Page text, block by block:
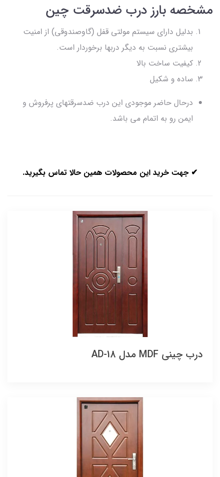
مشخصه بارز درب ضدسرقت چین
بدلیل دارای سیستم مولتی قفل (گاوصندوقی) از امنیت
بیشتری نسبت به دیگر دربها برخوردار است.
کیفیت ساخت بالا
ساده و شکیل
درحال حاضر موجودی این درب ضدسرقتهای پرفروش و
ایمن رو به اتمام می باشد.
✔ جهت خرید این محصولات همین حالا تماس بگیرید.
درب چینی MDF مدل AD-18